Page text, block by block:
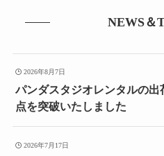
NEWS＆
2026年8月7日
パンダスタジオレンタルの出
点を突破いたしました
2026年7月17日